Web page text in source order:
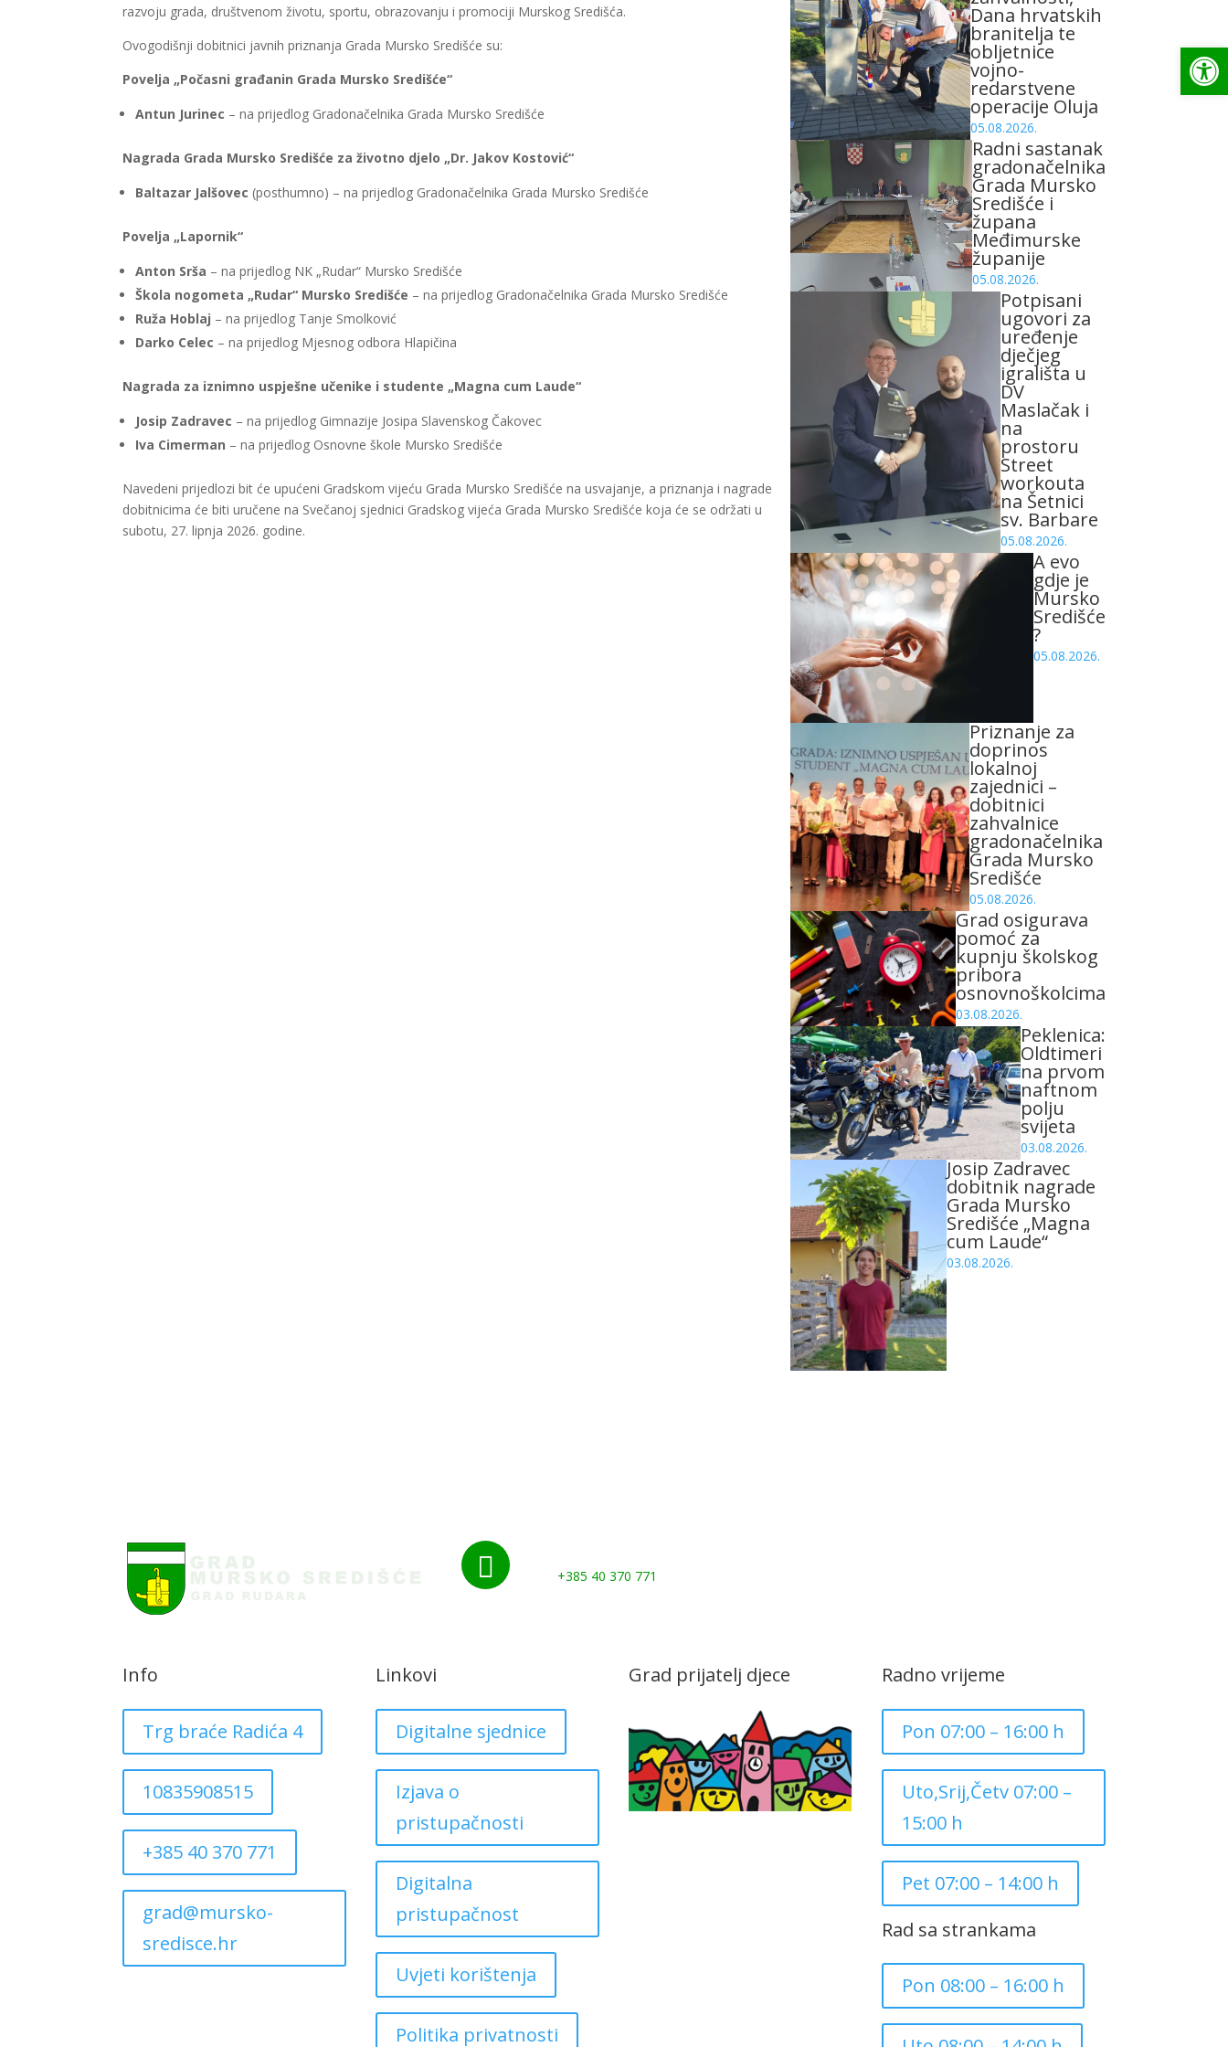
razvoju grada, društvenom životu, sportu, obrazovanju i promociji Murskog Središća.
Ovogodišnji dobitnici javnih priznanja Grada Mursko Središće su:
Povelja „Počasni građanin Grada Mursko Središće“
Antun Jurinec – na prijedlog Gradonačelnika Grada Mursko Središće
Nagrada Grada Mursko Središće za životno djelo „Dr. Jakov Kostović“
Baltazar Jalšovec (posthumno) – na prijedlog Gradonačelnika Grada Mursko Središće
Povelja „Lapornik“
Anton Srša – na prijedlog NK „Rudar“ Mursko Središće
Škola nogometa „Rudar“ Mursko Središće – na prijedlog Gradonačelnika Grada Mursko Središće
Ruža Hoblaj – na prijedlog Tanje Smolković
Darko Celec – na prijedlog Mjesnog odbora Hlapičina
Nagrada za iznimno uspješne učenike i studente „Magna cum Laude“
Josip Zadravec – na prijedlog Gimnazije Josipa Slavenskog Čakovec
Iva Cimerman – na prijedlog Osnovne škole Mursko Središće
Navedeni prijedlozi bit će upućeni Gradskom vijeću Grada Mursko Središće na usvajanje, a priznanja i nagrade
dobitnicima će biti uručene na Svečanoj sjednici Gradskog vijeća Grada Mursko Središće koja će se održati u
subotu, 27. lipnja 2026. godine.
Dana hrvatskih
branitelja te
obljetnice
vojno-
redarstvene
operacije Oluja
05.08.2026.
Radni sastanak
gradonačelnika
Grada Mursko
Središće i
župana
Međimurske
županije
05.08.2026.
Potpisani
ugovori za
uređenje
dječjeg
igrališta u
DV
Maslačak i
na
prostoru
Street
workouta
na Šetnici
sv. Barbare
05.08.2026.
A evo
gdje je
Mursko
Središće
?
05.08.2026.
Priznanje za
doprinos
lokalnoj
zajednici –
dobitnici
zahvalnice
gradonačelnika
Grada Mursko
Središće
05.08.2026.
Grad osigurava
pomoć za
kupnju školskog
pribora
osnovnoškolcima
03.08.2026.
Peklenica:
Oldtimeri
na prvom
naftnom
polju
svijeta
03.08.2026.
Josip Zadravec
dobitnik nagrade
Grada Mursko
Središće „Magna
cum Laude“
03.08.2026.
 +385 40 370 771
Info
Trg braće Radića 4
10835908515
+385 40 370 771
grad@mursko-
sredisce.hr
Linkovi
Digitalne sjednice
Izjava o
pristupačnosti
Digitalna
pristupačnost
Uvjeti korištenja
Politika privatnosti
Grad prijatelj djece Radno vrijeme
Pon 07:00 – 16:00 h
Uto,Srij,Četv 07:00 –
15:00 h
Pet 07:00 – 14:00 h
Rad sa strankama
Pon 08:00 – 16:00 h